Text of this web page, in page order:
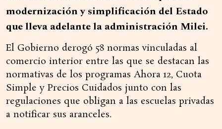
modernización y simplificación del Estado
que lleva adelante la administración Milei.
El Gobierno derogó 58 normas vinculadas al
comercio interior entre las que se destacan las
normativas de los programas Ahora 12, Cuota
Simple y Precios Cuidados junto con las
regulaciones que obligan a las escuelas privadas
a notificar sus aranceles.